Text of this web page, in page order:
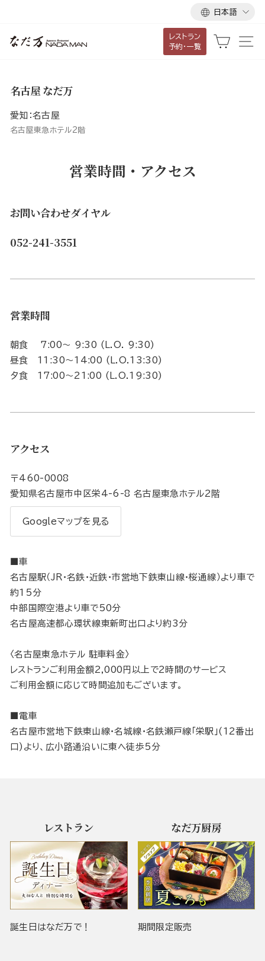
言
語
日本語
レストラン
予約・一覧
カート
名古屋 なだ万
愛知：名古屋
名古屋東急ホテル2階
営業時間・アクセス
お問い合わせダイヤル
052-241-3551
営業時間
朝食 7:00～ 9:30 (L.O. 9:30)
昼食 11:30～14:00 (L.O.13:30)
夕食 17:00～21:00 (L.O.19:30)
アクセス
〒460-0008
愛知県名古屋市中区栄4-6-8 名古屋東急ホテル2階
Googleマップを見る
■車
名古屋駅（JR・名鉄・近鉄・市営地下鉄東山線・桜通線）より車で
約15分
中部国際空港より車で50分
名古屋高速都心環状線東新町出口より約3分
〈名古屋東急ホテル 駐車料金〉
レストランご利用金額2,000円以上で2時間のサービス
ご利用金額に応じて時間追加もございます。
■電車
名古屋市営地下鉄東山線・名城線・名鉄瀬戸線「栄駅」(12番出
口)より、広小路通沿いに東へ徒歩5分
レストラン
誕生日はなだ万で！
なだ万厨房
期間限定販売